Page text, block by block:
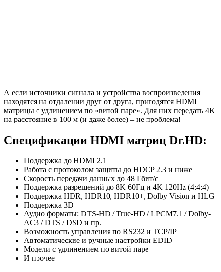
А если источники сигнала и устройства воспроизведения
находятся на отдалении друг от друга, пригодятся HDMI
матрицы с удлинением по «витой паре». Для них передать 4K
на расстояние в 100 м (и даже более) – не проблема!
Спецификации HDMI матриц Dr.HD:
Поддержка до HDMI 2.1
Работа с протоколом защиты до HDCP 2.3 и ниже
Скорость передачи данных до 48 Гбит/с
Поддержка разрешений до 8K 60Гц и 4K 120Hz (4:4:4)
Поддержка HDR, HDR10, HDR10+, Dolby Vision и HLG
Поддержка 3D
Аудио форматы: DTS-HD / True-HD / LPCM7.1 / Dolby-
AC3 / DTS / DSD и пр.
Возможность управления по RS232 и TCP/IP
Автоматические и ручные настройки EDID
Модели с удлинением по витой паре
И прочее